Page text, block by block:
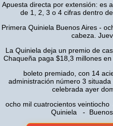
Apuesta directa por extensión: es
de 1, 2, 3 o 4 cifras dentro
Primera Quiniela Buenos Aires -
cabeza.
La Quiniela deja un premio de
Chaqueña paga $18,3 millones
boleto premiado, con 14
administración número 3
celebrada ayer
ocho mil cuatrocientos
Quiniela -